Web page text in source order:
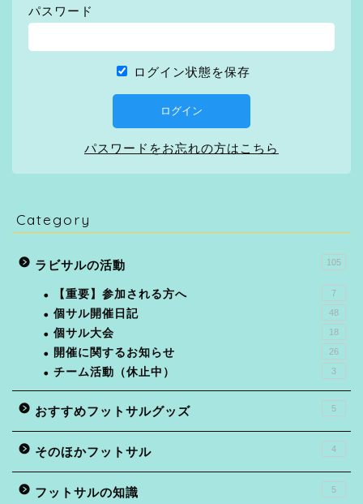
パスワード
ログイン状態を保存
パスワードをお忘れの方はこちら
Category
ラビサルの活動 105
【重要】参加される方へ 7
個サル開催日記 48
個サル大会 18
開催に関するお知らせ 26
チーム活動（休止中） 3
おすすめフットサルグッズ 5
そのほかフットサル 4
フットサルの知識 5